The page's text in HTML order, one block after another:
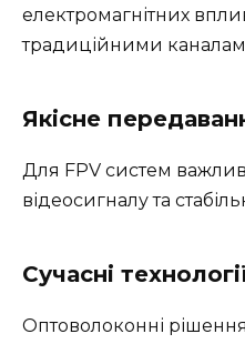
електромагнітних
традиційними
Якісне
Для FPV систем
відеосигналу та
Сучасні
Оптоволоконні